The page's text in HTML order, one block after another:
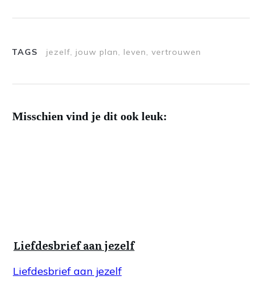
TAGS jezelf, jouw plan, leven, vertrouwen
Misschien vind je dit ook leuk:
Liefdesbrief aan jezelf
Liefdesbrief aan jezelf